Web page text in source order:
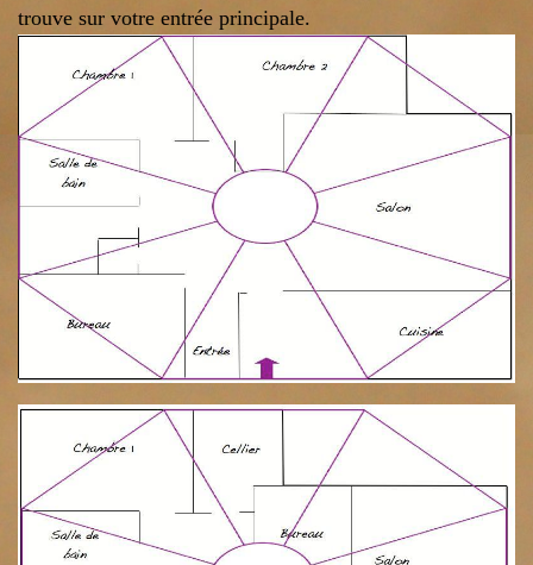
trouve sur votre entrée principale.